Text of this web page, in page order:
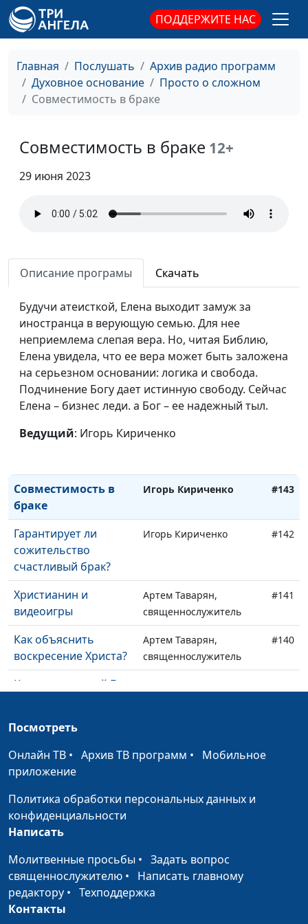
ПОДДЕРЖИТЕ НАС
Главная Послушать
Архив радио программ
Духовное основание
Просто о сложном
Совместимость в браке
Совместимость в браке 12+
29 июня 2023
Описание програмы Скачать
Будучи атеисткой, Елена выходит замуж за
иностранца в верующую семью. Для нее
неприемлема слепая вера. Но, читая Библию,
Елена увидела, что ее вера может быть заложена
на серьезном основании: логика и свобода.
Подчинение Богу дает истинную свободу. Сейчас
Елена – бизнес леди. а Бог – ее надежный тыл.
Ведущий: Игорь Кириченко
20-30 лет: самые
3 секрета успешной
#149
Почему важна
правда?
Игорь Кириченко
Конфликты: причины
и решение
Игорь Кириченко
Есть ли в жизни
смысл?
Игорь Кириченко #146
Когда желаемое не
Игорь Кириченко
Как развить силу
Совместимость в
браке
Игорь Кириченко #143
Гарантирует ли
сожительство
счастливый брак?
Игорь Кириченко #142
Христианин и
видеоигры
Артем Таварян,
священнослужитель
#141
Как объяснить
воскресение Христа?
Артем Таварян,
священнослужитель
#140
Камень, который Бог
Есть ли в Библии что-
Понять Библию
А если Библию
изменили?
Противоречит ли
Библия научным
открытиям?
Артем Таварян,
священнослужитель
Посмотреть
Онлайн ТВ • Архив ТВ программ • Мобильное
приложение
Политика обработки персональных данных и
конфиденциальности
Написать
Молитвенные просьбы • Задать вопрос
священнослужителю • Написать главному
редактору • Техподдержка
Контакты